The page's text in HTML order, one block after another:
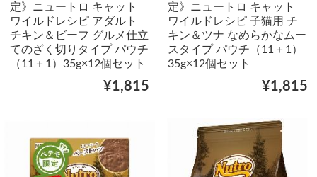
定》ニュートロ キャット
ワイルドレシピ アダルト
チキン＆ビーフ グルメ仕立
てのざく切りタイプ パウチ
（11＋1）35g×12個セット
¥1,815
定》ニュートロ キャット
ワイルドレシピ 子猫用 チ
キン＆ツナ なめらかなムー
スタイプ パウチ（11＋1）
35g×12個セット
¥1,815